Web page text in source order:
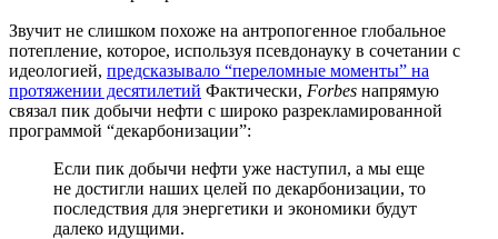
Звучит не слишком похоже на антропогенное глобальное
потепление, которое, используя псевдонауку в сочетании с
идеологией, предсказывало “переломные моменты” на
протяжении десятилетий Фактически, Forbes напрямую
связал пик добычи нефти с широко разрекламированной
программой “декарбонизации”:
Если пик добычи нефти уже наступил, а мы еще
не достигли наших целей по декарбонизации, то
последствия для энергетики и экономики будут
далеко идущими.